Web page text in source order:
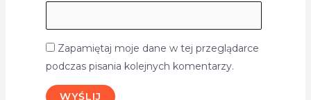
Zapamiętaj moje dane w tej przeglądarce
podczas pisania kolejnych komentarzy.